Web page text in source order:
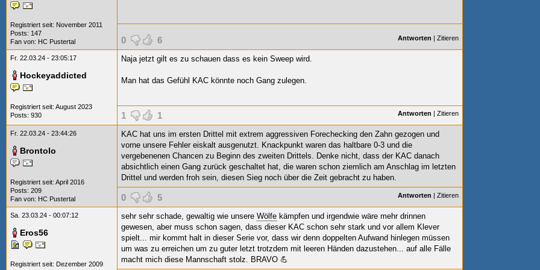
Registriert seit: November 2011
Posts: 147
Fan von: HC Pustertal 0 6 Antworten | Zitieren
Fr. 22.03.24 - 23:05:17
Hockeyaddicted
Registriert seit: August 2023
Posts: 930
Naja jetzt gilt es zu schauen dass es kein Sweep wird.
Man hat das Gefühl KAC könnte noch Gang zulegen.
1 1 Antworten | Zitieren
Fr. 22.03.24 - 23:44:26
Brontolo
Registriert seit: April 2016
Posts: 209
Fan von: HC Pustertal
KAC hat uns im ersten Drittel mit extrem aggressiven Forechecking den Zahn gezogen und
vorne unsere Fehler eiskalt ausgenutzt. Knackpunkt waren das haltbare 0-3 und die
vergebenenen Chancen zu Beginn des zweiten Drittels. Denke nicht, dass der KAC danach
absichtlich einen Gang zurück geschaltet hat, die waren schon ziemlich am Anschlag im letzten
Drittel und werden froh sein, diesen Sieg noch über die Zeit gebracht zu haben.
0 5 Antworten | Zitieren
Sa. 23.03.24 - 00:07:12
Eros56
Registriert seit: Dezember 2009
sehr sehr schade, gewaltig wie unsere Wölfe kämpfen und irgendwie wäre mehr drinnen
gewesen, aber muss schon sagen, dass dieser KAC schon sehr stark und vor allem Klever
spielt... mir kommt halt in dieser Serie vor, dass wir denn doppelten Aufwand hinlegen müssen
um was zu erreichen um zu guter letzt trotzdem mit leeren Händen dazustehen... auf alle Fälle
macht mich diese Mannschaft stolz. BRAVO 💪